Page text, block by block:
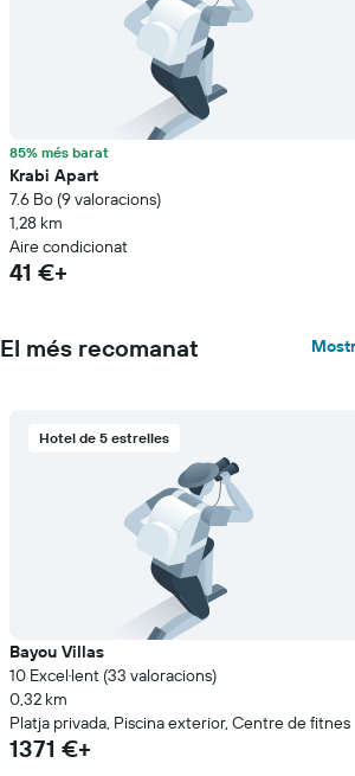
85% més barat
Krabi Apart
7.6 Bo (9 valoracions)
1,28 km
Aire condicionat
41 €+
El més recomanat
Hotel de 5 estrelles
Bayou Villas
10 Excel·lent (33 valoracions)
0,32 km
Platja privada, Piscina exterior, Centre de fitnes
1371 €+